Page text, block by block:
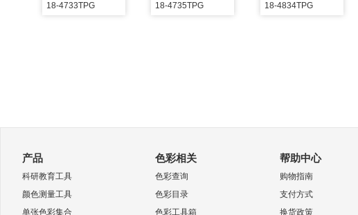
18-4733TPG
18-4735TPG
18-4834TPG
产品
科研教育工具
颜色测量工具
单张色彩集合
色彩相关
色彩查询
色彩目录
色彩工具箱
帮助中心
购物指南
支付方式
换货政策